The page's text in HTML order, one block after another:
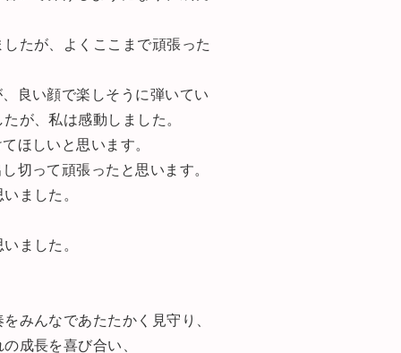
たが、よくここまで頑張った
良い顔で楽しそうに弾いてい
が、私は感動しました。
ほしいと思います。
切って頑張ったと思います。
ました。
ました。
みんなであたたかく見守り、
成長を喜び合い、